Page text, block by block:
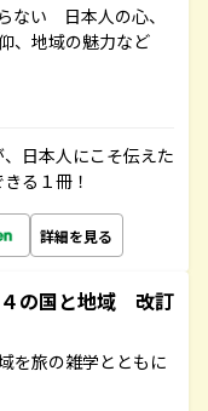
ない 日本人の心、
、地域の魅力など
日本人にこそ伝えた
る１冊！
詳細を見る
の国と地域 改訂
を旅の雑学とともに